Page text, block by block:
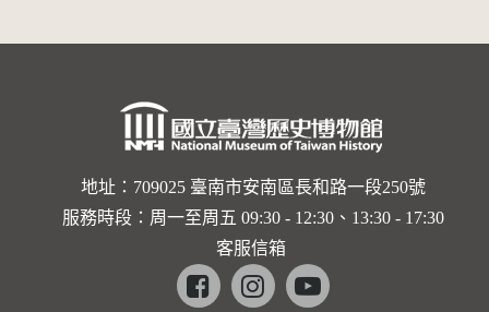
地址：709025 臺南市安南區長和路一段250號
服務時段：周一至周五 09:30 - 12:30、13:30 - 17:30
客服信箱
Facebookinstagramyoutube